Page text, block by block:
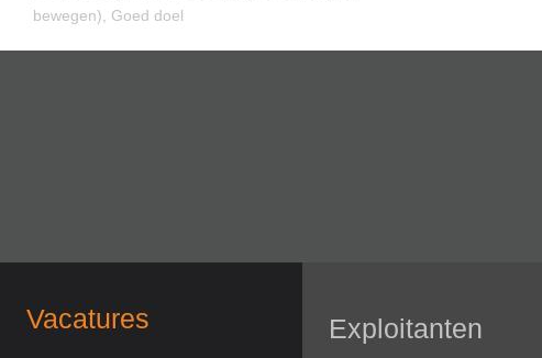
bewegen)
Goed doel
Vacatures Exploitanten